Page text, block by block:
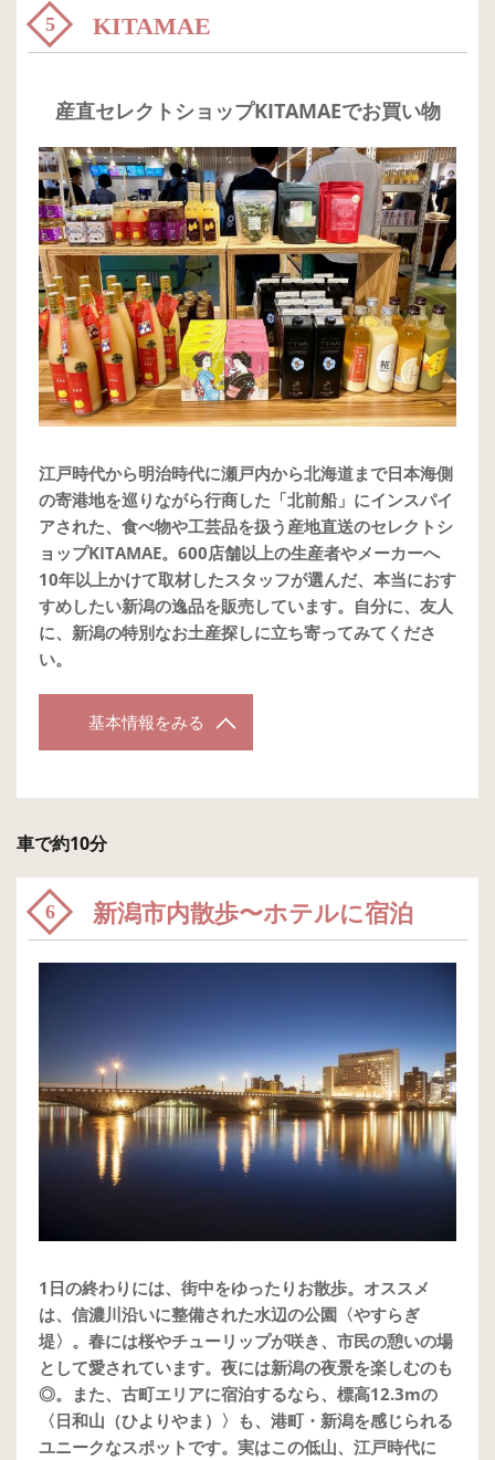
5 KITAMAE
産直セレクトショップKITAMAEでお買い物
江戸時代から明治時代に瀬戸内から北海道まで日本海側
の寄港地を巡りながら行商した「北前船」にインスパイ
アされた、食べ物や工芸品を扱う産地直送のセレクトシ
ョップKITAMAE。600店舗以上の生産者やメーカーへ
10年以上かけて取材したスタッフが選んだ、本当におす
すめしたい新潟の逸品を販売しています。自分に、友人
に、新潟の特別なお土産探しに立ち寄ってみてくださ
い。
基本情報をみる
車で約10分
6 新潟市内散歩〜ホテルに宿泊
1日の終わりには、街中をゆったりお散歩。オススメ
は、信濃川沿いに整備された水辺の公園〈やすらぎ
堤〉。春には桜やチューリップが咲き、市民の憩いの場
として愛されています。夜には新潟の夜景を楽しむのも
◎。また、古町エリアに宿泊するなら、標高12.3mの
〈日和山（ひよりやま）〉も、港町・新潟を感じられる
ユニークなスポットです。実はこの低山、江戸時代に